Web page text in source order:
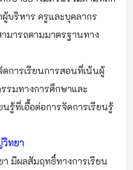
บริหาร ครูและบุคลากร
มารถตามมาตรฐานทาง
เรียนการสอนที่เน้นผู้
รมทางการศึกษาและ
นรู้ที่เอื้อต่อการจัดการเรียนรู้
ทยา
ลสัมฤทธิ์ทางการเรียน